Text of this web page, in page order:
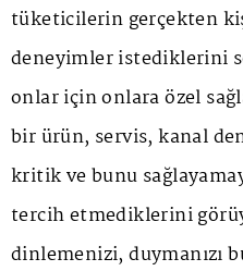
tüketicilerin gerçekten
deneyimler istediklerini
onlar için onlara özel
bir ürün, servis, kanal
kritik ve bunu
tercih etmediklerini
dinlemenizi, duymanızı